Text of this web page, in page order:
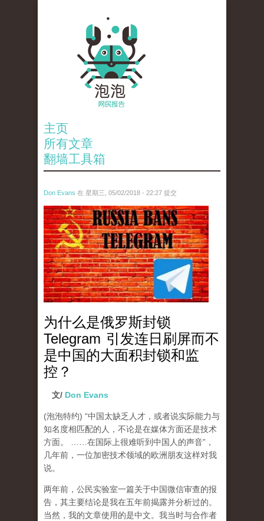
主页
所有文章
翻墙工具箱
Don Evans 在 星期三, 05/02/2018 - 22:27 提交
tou_.jpeg
为什么是俄罗斯封锁
Telegram 引发连日刷屏而不
是中国的大面积封锁和监
控？
文/ Don Evans
(泡泡特约) “中国太缺乏人才，或者说实际能力与
知名度相匹配的人，不论是在媒体方面还是技术
方面。 ……在国际上很难听到中国人的声音”，
几年前，一位加密技术领域的欧洲朋友这样对我
说。
两年前，公民实验室一篇关于中国微信审查的报
告，其主要结论是我在五年前揭露并分析过的。
当然，我的文章使用的是中文。我当时与合作者